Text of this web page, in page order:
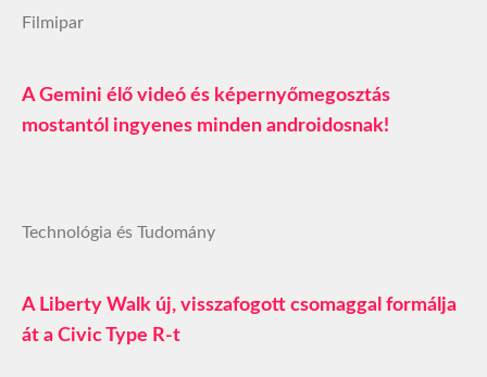
Filmipar
A Gemini élő videó és képernyőmegosztás
mostantól ingyenes minden androidosnak!
Technológia és Tudomány
A Liberty Walk új, visszafogott csomaggal formálja
át a Civic Type R-t